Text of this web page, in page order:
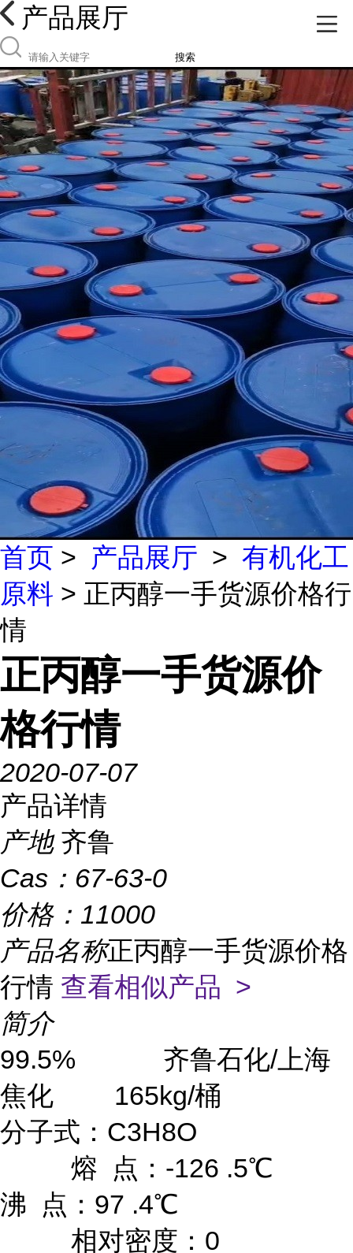
产品展厅
搜索
首页 > 产品展厅 > 有机化工
原料 > 正丙醇一手货源价格行
情
正丙醇一手货源价
格行情
2020-07-07
产品详情
产地 齐鲁
Cas： 67-63-0
价格： 11000
产品名称正丙醇一手货源价格
行情 查看相似产品 >
简介
99.5% 齐鲁石化/上海
焦化 165kg/桶
分子式：C3H8O
熔 点：-126 .5℃
沸 点：97 .4℃
相对密度：0